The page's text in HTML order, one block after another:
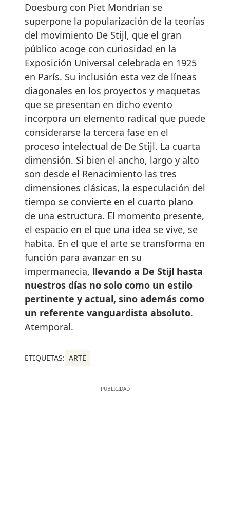
Doesburg con Piet Mondrian se
superpone la popularización de la teorías
del movimiento De Stijl, que el gran
público acoge con curiosidad en la
Exposición Universal celebrada en 1925
en París. Su inclusión esta vez de líneas
diagonales en los proyectos y maquetas
que se presentan en dicho evento
incorpora un elemento radical que puede
considerarse la tercera fase en el
proceso intelectual de De Stijl. La cuarta
dimensión. Si bien el ancho, largo y alto
son desde el Renacimiento las tres
dimensiones clásicas, la especulación del
tiempo se convierte en el cuarto plano
de una estructura. El momento presente,
el espacio en el que una idea se vive, se
habita. En el que el arte se transforma en
función para avanzar en su
impermanecia, llevando a De Stijl hasta
nuestros días no solo como un estilo
pertinente y actual, sino además como
un referente vanguardista absoluto.
Atemporal.
ETIQUETAS: ARTE